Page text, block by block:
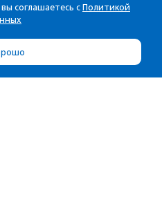
соглашаетесь с Политикой